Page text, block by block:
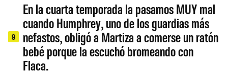
9
En la cuarta temporada la pasamos MUY mal
cuando Humphrey, uno de los guardias más
nefastos, obligó a Martiza a comerse un ratón
bebé porque la escuchó bromeando con
Flaca.